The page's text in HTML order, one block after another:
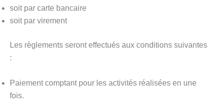
soit par carte bancaire
soit par virement
Les règlements seront effectués aux conditions suivantes
:
Paiement comptant pour les activités réalisées en une
fois.